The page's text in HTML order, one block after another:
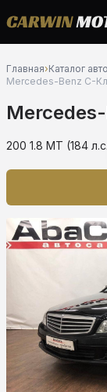
Главная›Каталог
Mercedes-Benz C-
200 1.8 MT (184